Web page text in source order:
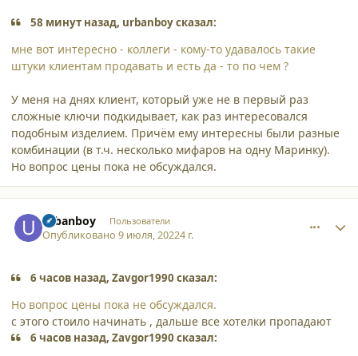
58 минут назад, urbanboy сказал:
мне вот интересно - коллеги - кому-то удавалось такие
штуки клиентам продавать и есть да - то по чем ?
У меня на днях клиент, который уже не в первый раз
сложные ключи подкидывает, как раз интересовался
подобным изделием. Причём ему интересны были разные
комбинации (в т.ч. несколько мифаров на одну Маринку).
Но вопрос цены пока не обсуждался.
urbanboy Пользователи
Опубликовано9 июля, 20224 г.
6 часов назад, Zavgor1990 сказал:
Но вопрос цены пока не обсуждался.
с этого стоило начинать , дальше все хотелки пропадают
6 часов назад, Zavgor1990 сказал: